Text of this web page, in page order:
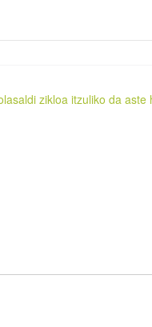
zikloa itzuliko da aste